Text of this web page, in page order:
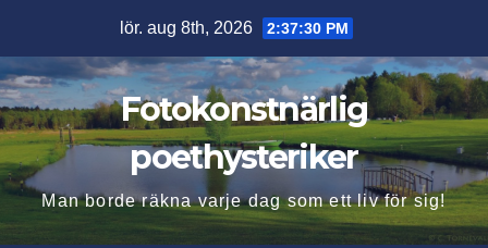
innehåll
lör. aug 8th, 2026 2:37:31 PM
Fotokonstnärlig
poethysteriker
Man borde räkna varje dag som ett liv för sig!